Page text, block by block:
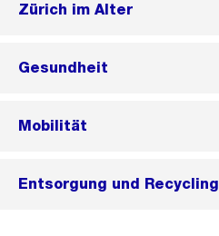
Zürich im Alter
Gesundheit
Mobilität
Entsorgung und Recycling